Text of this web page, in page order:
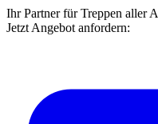
Ihr Partner für Treppen aller
Jetzt Angebot anfordern: